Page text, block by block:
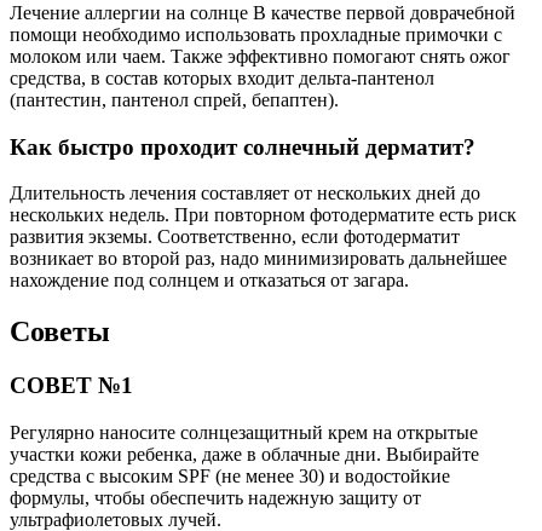
Лечение аллергии на солнце В качестве первой доврачебной
помощи необходимо использовать прохладные примочки с
молоком или чаем. Также эффективно помогают снять ожог
средства, в состав которых входит дельта-пантенол
(пантестин, пантенол спрей, бепаптен).
Как быстро проходит солнечный дерматит?
Длительность лечения составляет от нескольких дней до
нескольких недель. При повторном фотодерматите есть риск
развития экземы. Соответственно, если фотодерматит
возникает во второй раз, надо минимизировать дальнейшее
нахождение под солнцем и отказаться от загара.
Советы
СОВЕТ №1
Регулярно наносите солнцезащитный крем на открытые
участки кожи ребенка, даже в облачные дни. Выбирайте
средства с высоким SPF (не менее 30) и водостойкие
формулы, чтобы обеспечить надежную защиту от
ультрафиолетовых лучей.